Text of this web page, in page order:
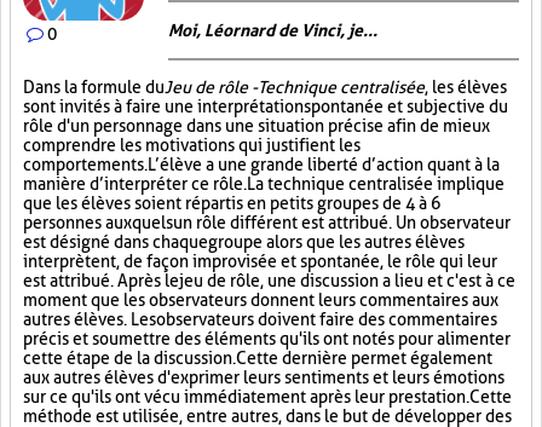
0 Moi, Léornard de Vinci, je...
Dans la formule duJeu de rôle - Technique centralisée, les élèves
sont invités à faire une interprétation spontanée et subjective du
rôle d'un personnage dans une situation précise afin de mieux
comprendre les motivations qui justifient les
comportements. L’élève a une grande liberté d’action quant à la
manière d’interpréter ce rôle. La technique centralisée implique
que les élèves soient répartis en petits groupes de 4 à 6
personnes auxquels un rôle différent est attribué. Un observateur
est désigné dans chaque groupe alors que les autres élèves
interprètent, de façon improvisée et spontanée, le rôle qui leur
est attribué. Après le jeu de rôle, une discussion a lieu et c'est à ce
moment que les observateurs donnent leurs commentaires aux
autres élèves. Les observateurs doivent faire des commentaires
précis et soumettre des éléments qu'ils ont notés pour alimenter
cette étape de la discussion. Cette dernière permet également
aux autres élèves d'exprimer leurs sentiments et leurs émotions
sur ce qu'ils ont vécu immédiatement après leur prestation. Cette
méthode est utilisée, entre autres, dans le but de développer des